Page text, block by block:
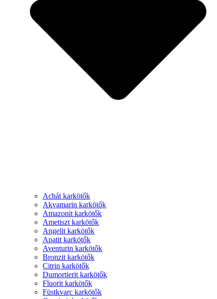
Achát karkötők
Akvamarin karkötők
Amazonit karkötők
Ametiszt karkötők
Angelit karkötők
Apatit karkötők
Aventurin karkötők
Bronzit karkötők
Citrin karkötők
Dumortierit karkötők
Fluorit karkötők
Füstkvarc karkötők